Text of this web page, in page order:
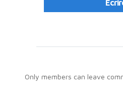
Only members can leave